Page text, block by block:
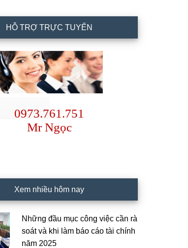
HỖ TRỢ TRỰC TUYẾN
0973.761.751
Mr Ngọc
Xem nhiều hôm nay
Những đầu mục công việc cần rà
soát và khi làm báo cáo tài chính
năm 2025